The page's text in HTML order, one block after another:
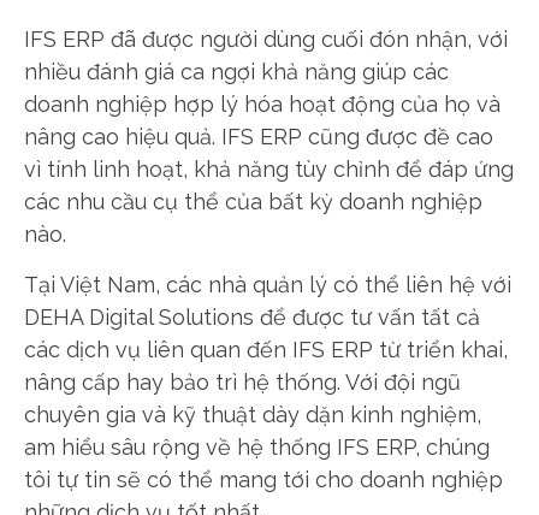
IFS ERP đã được người dùng cuối đón nhận, với
nhiều đánh giá ca ngợi khả năng giúp các
doanh nghiệp hợp lý hóa hoạt động của họ và
nâng cao hiệu quả. IFS ERP cũng được đề cao
vì tính linh hoạt, khả năng tùy chỉnh để đáp ứng
các nhu cầu cụ thể của bất kỳ doanh nghiệp
nào.
Tại Việt Nam, các nhà quản lý có thể liên hệ với
DEHA Digital Solutions để được tư vấn tất cả
các dịch vụ liên quan đến IFS ERP từ triển khai,
nâng cấp hay bảo trì hệ thống. Với đội ngũ
chuyên gia và kỹ thuật dày dặn kinh nghiệm,
am hiểu sâu rộng về hệ thống IFS ERP, chúng
tôi tự tin sẽ có thể mang tới cho doanh nghiệp